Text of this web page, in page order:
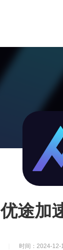
优途加
时间：2024-12-